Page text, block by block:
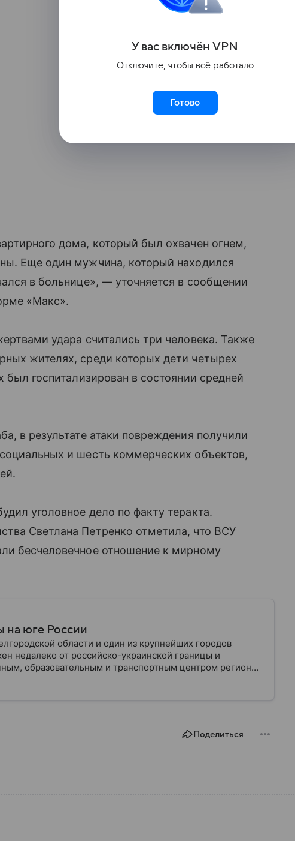
дома, который был охвачен огнем,
Еще один мужчина, который находился
в больнице», — уточняется в сообщении
«Макс».
удара считались три человека. Также
жителях, среди которых дети четырех
госпитализирован в состоянии средней
в результате атаки повреждения получили
и шесть коммерческих объектов,
уголовное дело по факту теракта.
Светлана Петренко отметила, что ВСУ
бесчеловечное отношение к мирному
на юге России
области и один из крупнейших городов
недалеко от российско-украинской границы и
образовательным и транспортным центром региона.
ареной крупных военных событий, а сегодня
Поделиться
У вас включён VPN
Отключите, чтобы всё работало
Готово